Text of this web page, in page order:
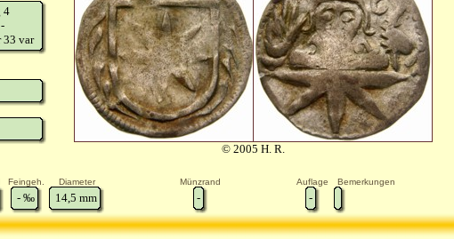
4
33 var
© 2005 H. R.
Feingeh. Diameter Münzrand Auflage Bemerkungen
- ‰ 14,5 mm - -